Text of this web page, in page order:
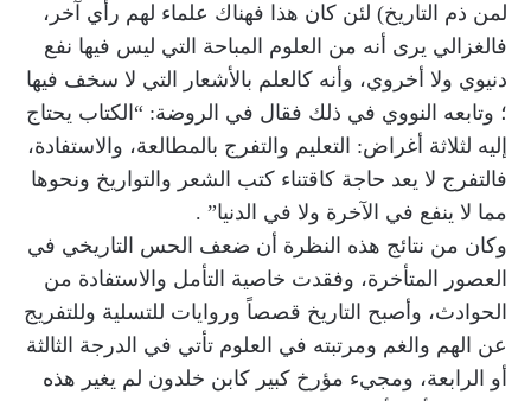
لمن ذم التاريخ) لئن كان هذا فهناك علماء لهم رأي آخر،
فالغزالي يرى أنه من العلوم المباحة التي ليس فيها نفع
دنيوي ولا أخروي، وأنه كالعلم بالأشعار التي لا سخف فيها
؛ وتابعه النووي في ذلك فقال في الروضة: “الكتاب يحتاج
إليه لثلاثة أغراض: التعليم والتفرج بالمطالعة، والاستفادة،
فالتفرج لا يعد حاجة كاقتناء كتب الشعر والتواريخ ونحوها
مما لا ينفع في الآخرة ولا في الدنيا” .
وكان من نتائج هذه النظرة أن ضعف الحس التاريخي في
العصور المتأخرة، وفقدت خاصية التأمل والاستفادة من
الحوادث، وأصبح التاريخ قصصاً وروايات للتسلية وللتفريج
عن الهم والغم ومرتبته في العلوم تأتي في الدرجة الثالثة
أو الرابعة، ومجيء مؤرخ كبير كابن خلدون لم يغير هذه